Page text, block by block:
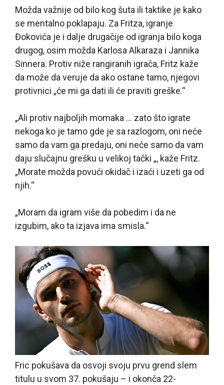
Možda važnije od bilo kog šuta ili taktike je kako
se mentalno poklapaju. Za Fritza, igranje
Đokovića je i dalje drugačije od igranja bilo koga
drugog, osim možda Karlosa Alkaraza i Jannika
Sinnera. Protiv niže rangiranih igrača, Fritz kaže
da može da veruje da ako ostane tamo, njegovi
protivnici „će mi ga dati ili će praviti greške.“
„Ali protiv najboljih momaka … zato što igrate
nekoga ko je tamo gde je sa razlogom, oni neće
samo da vam ga predaju, oni neće samo da vam
daju slučajnu grešku u velikoj tački „, kaže Fritz.
„Morate možda povući okidač i izaći i uzeti ga od
njih.“
„Moram da igram više da pobedim i da ne
izgubim, ako ta izjava ima smisla.“
Fric pokušava da osvoji svoju prvu grend slem
titulu u svom 37. pokušaju – i okonča 22-